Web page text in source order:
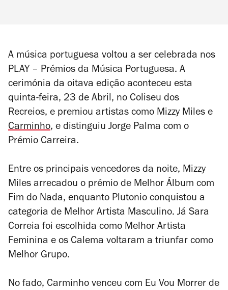
A música portuguesa voltou a ser celebrada nos
PLAY – Prémios da Música Portuguesa. A
cerimónia da oitava edição aconteceu esta
quinta-feira, 23 de Abril, no Coliseu dos
Recreios, e premiou artistas como Mizzy Miles e
Carminho, e distinguiu Jorge Palma com o
Prémio Carreira.
Entre os principais vencedores da noite, Mizzy
Miles arrecadou o prémio de Melhor Álbum com
Fim do Nada, enquanto Plutonio conquistou a
categoria de Melhor Artista Masculino. Já Sara
Correia foi escolhida como Melhor Artista
Feminina e os Calema voltaram a triunfar como
Melhor Grupo.
No fado, Carminho venceu com Eu Vou Morrer de